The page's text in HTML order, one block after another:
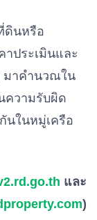
ดินหรือ
ประเมินและ
มาคำนวณใน
ความรับผิด
นในหมู่เครือ
และ
)